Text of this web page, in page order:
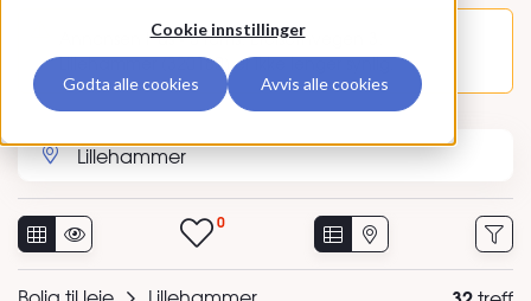
Cookie innstillinger
Godta alle cookies Avvis alle cookies
Annonsen Hus - 5 roms, Breisethvegen 3,
Lillehammer (320180) er ikke lenger synlig.
0